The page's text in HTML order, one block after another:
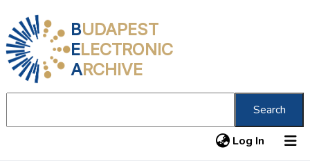
BUDAPEST
ELECTRONIC
ARCHIVE
Search
Log In (current)